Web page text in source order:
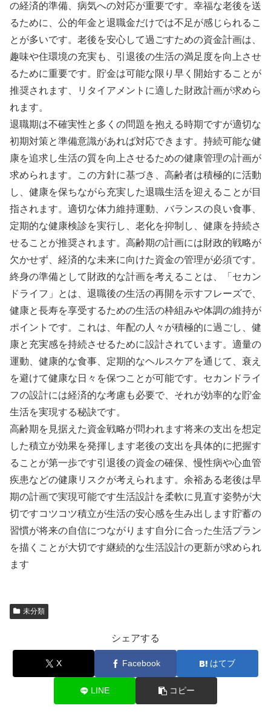
の経済的準備、病気への対応が重要です。幸福な老後を送
るために、公的年金と退職金だけでは不足が感じられるこ
とが多いです。老後を安心して過ごすための資金計画は、
趣味や住環境の充実も、引退後の生活の満足度を向上させ
るために重要です。貯金は可能な限り早く開始することが
推奨されます、リタイアメントに適した財政計画が求めら
れます。
退職期は不確実性と多くの問題を抱える時期ですが適切な
初期対策と準備意識があれば対応できます。持続可能な健
康を追求し生活の質を向上させるための健康管理の計画が
求められます。この方針に基づき、高齢者は積極的に活動
し、健康を保ちながら充実した退職生活を迎えることが目
指されます。適切な体力維持運動、バランスの良い食事、
定期的な健康検診を実行し、老化を抑制し、健康を持続さ
せることが推奨されます。高齢期の計画には財政的戦略が
欠かせず、経済的な未来に向けた資金の管理が必須です。
終身の準備として財政的な計画を考えることは、「セカン
ドライフ」とは、退職後の生活の再開を示すフレーズで、
健康と長寿を享受するための生活の枠組みや体調の維持が
ポイントです。これは、年配の人々が積極的に過ごし、健
康と充実感を持続させるために設計されています。適量の
運動、健康的な食事、定期的なヘルスケアを通じて、衰え
を避けて健康な日々を保つことが可能です。セカンドライ
フの設計には経済的な考慮も必要で、それが効率的な貯金
生活を実現する秘訣です。
高齢期を見据えた資金戦略が問われます将来の支出を想定
した積立が効果を発揮します老後の支出を具体的に把握す
ることが第一歩です引退後の資金の確保、慢性病や心血管
疾患などの健康リスクが考えられます。余裕ある老後は早
期の計画で実現可能です生活設計を柔軟に見直す姿勢が大
切ですコツコツ積立が生活の安心感を生み出します貯蓄の
習慣が将来の自信につながります自分に合った生活プラン
を描くことが大切です継続的な生活設計の更新が求められ
ます
未分類
シェアする
X Facebook はてブ
LINE コピー